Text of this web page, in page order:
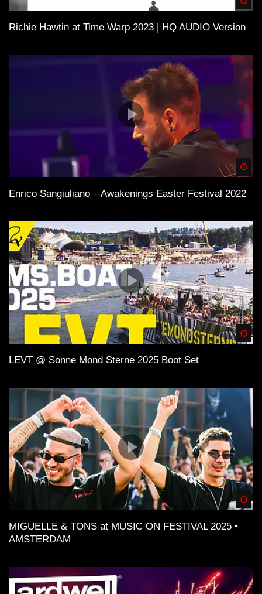
Richie Hawtin at Time Warp 2023 | HQ AUDIO Version
Enrico Sangiuliano – Awakenings Easter Festival 2022
LEVT @ Sonne Mond Sterne 2025 Boot Set
MIGUELLE & TONS at MUSIC ON FESTIVAL 2025 •
AMSTERDAM